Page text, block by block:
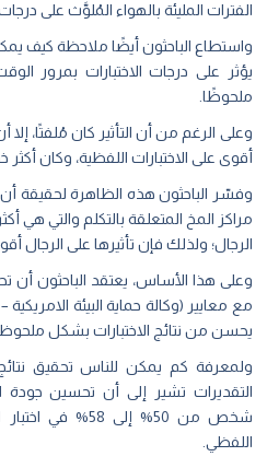
الفترات المليئة بالهواء المُلوَّث على
واستطاع الباحثون أيضًا ملاحظة كيف
يؤثر على درجات الاختبارات بمرور
ملحوظًا.
وعلى الرغم من أن التأثير كان مُلفتًا، إلا
أقوى على الاختبارات اللفظية، وكان أكثر
وفسّر الباحثون هذه الظاهرة لحقيقة
مراكز المخ المتعلقة بالتكلم والتي هي
الرجال؛ ولذلك فإن تأثيرها على الرجال
وعلى هذا الأساس، يعتقد الباحثون أن
مع معايير (وكالة حماية البيئة الامريكية –
يحسن من نتائج الاختبارات بشكل ملحوظ.
ولمعرفة كم يمكن للناس تحقيق
التقديرات تشير إلى أن تحسين جودة
اللفظي.